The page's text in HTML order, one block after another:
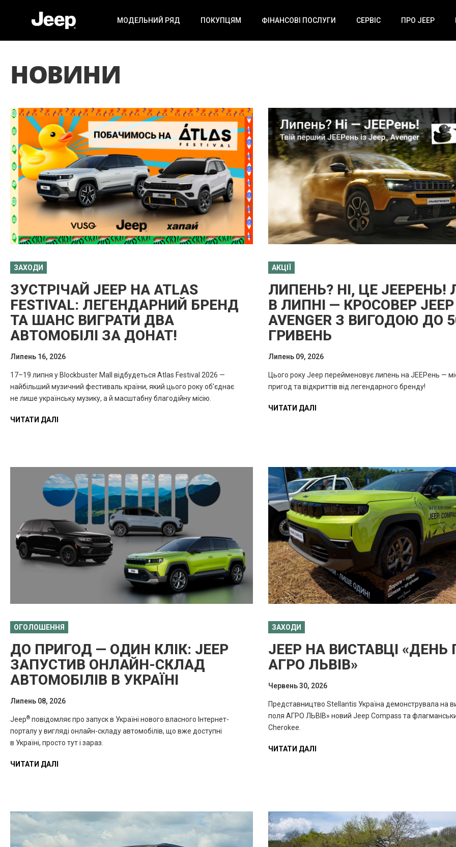
МОДЕЛЬНИЙ РЯД ПОКУПЦЯМ ФІНАНСОВІ ПОСЛУГИ СЕРВІС ПРО JEEP
НОВИНИ
ЗАХОДИ
ЗУСТРІЧАЙ JEEP НА ATLAS
FESTIVAL: ЛЕГЕНДАРНИЙ БРЕНД
ТА ШАНС ВИГРАТИ ДВА
АВТОМОБІЛІ ЗА ДОНАТ!
Липень 16, 2026
17–19 липня у Blockbuster Mall відбудеться Atlas Festival 2026 —
найбільший музичний фестиваль країни, який цього року об’єднає
не лише українську музику, а й масштабну благодійну місію.
ЧИТАТИ ДАЛІ
АКЦІЇ
ЛИПЕНЬ? НІ, ЦЕ
В ЛИПНІ — КРОСОВЕР JEEP
AVENGER З ВИГОДОЮ ДО
ГРИВЕНЬ
Липень 09, 2026
Цього року Jeep перейменовує липень на JEEPень —
пригод та відкриттів від легендарного бренду!
ЧИТАТИ ДАЛІ
ОГОЛОШЕННЯ
ДО ПРИГОД — ОДИН КЛІК: JEEP
ЗАПУСТИВ ОНЛАЙН-СКЛАД
АВТОМОБІЛІВ В УКРАЇНІ
Липень 08, 2026
Jeep® повідомляє про запуск в Україні нового власного Інтернет-
порталу у вигляді онлайн-складу автомобілів, що вже доступні
в Україні, просто тут і зараз.
ЧИТАТИ ДАЛІ
ЗАХОДИ
JEEP НА ВИСТАВЦІ «ДЕНЬ
АГРО ЛЬВІВ»
Червень 30, 2026
Представництво Stellantis Україна демонструвала на
поля АГРО ЛЬВІВ» новий Jeep Compass та
Cherokee.
ЧИТАТИ ДАЛІ